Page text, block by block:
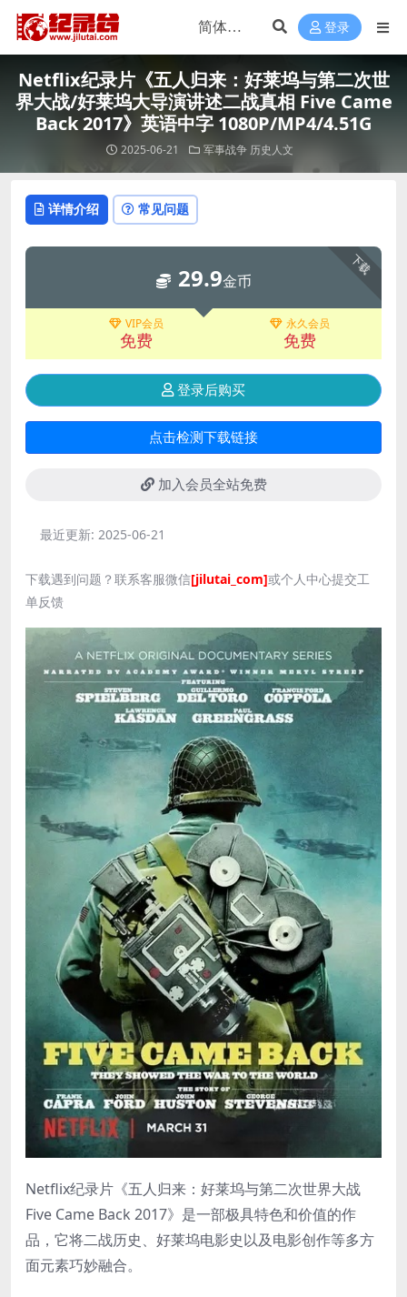
登录
Netflix纪录片《五人归来：好莱坞与第二次世
界大战/好莱坞大导演讲述二战真相 Five Came
Back 2017》英语中字 1080P/MP4/4.51G
2025-06-21 军事战争 历史人文
详情介绍 常见问题
下载
29.9金币
VIP会员
免费
永久会员
免费
登录后购买
点击检测下载链接
加入会员全站免费
最近更新: 2025-06-21
下载遇到问题？联系客服微信[jilutai_com]或个人中心提交工
单反馈
Netflix纪录片《五人归来：好莱坞与第二次世界大战
Five Came Back 2017》是一部极具特色和价值的作
品，它将二战历史、好莱坞电影史以及电影创作等多方
面元素巧妙融合。